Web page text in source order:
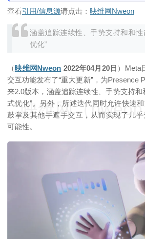
查看引用/信息源请点击： 映维网Nweon
涵盖追踪连续性、手势支持和和性
优化”
（映维网Nweon 2022年04月20日 ）Meta
交互功能发布了“重大更新”，为Presence
来2.0版本，涵盖追踪连续性、手势支持和
式优化”。另外，所述迭代同时允许快速
鼓掌及其他手遮手交互，从而实现了几
可能性。
映维网（